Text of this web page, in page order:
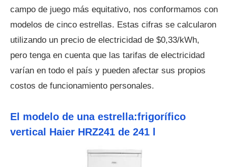
campo de juego más equitativo, nos conformamos con
modelos de cinco estrellas. Estas cifras se calcularon
utilizando un precio de electricidad de $0,33/kWh,
pero tenga en cuenta que las tarifas de electricidad
varían en todo el país y pueden afectar sus propios
costos de funcionamiento personales.
El modelo de una estrella:frigorífico
vertical Haier HRZ241 de 241 l